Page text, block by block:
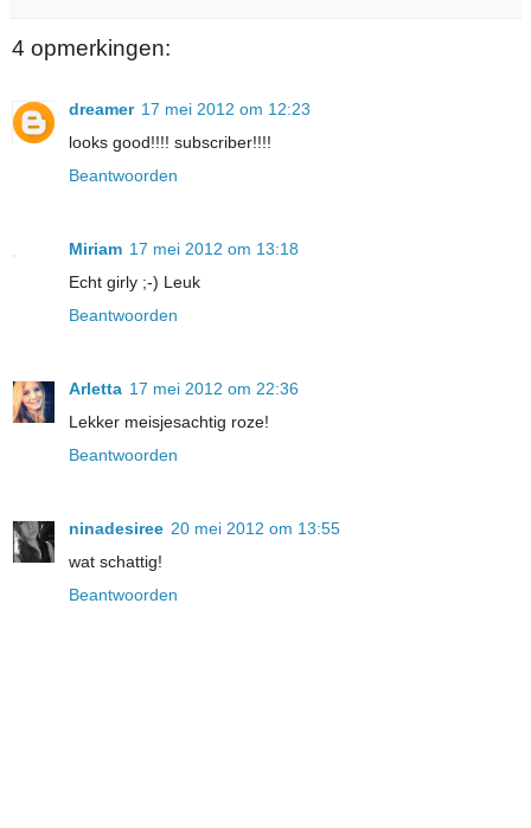
4 opmerkingen:
dreamer 17 mei 2012 om 12:23
looks good!!!! subscriber!!!!
Beantwoorden
Miriam 17 mei 2012 om 13:18
Echt girly ;-) Leuk
Beantwoorden
Arletta 17 mei 2012 om 22:36
Lekker meisjesachtig roze!
Beantwoorden
ninadesiree 20 mei 2012 om 13:55
wat schattig!
Beantwoorden